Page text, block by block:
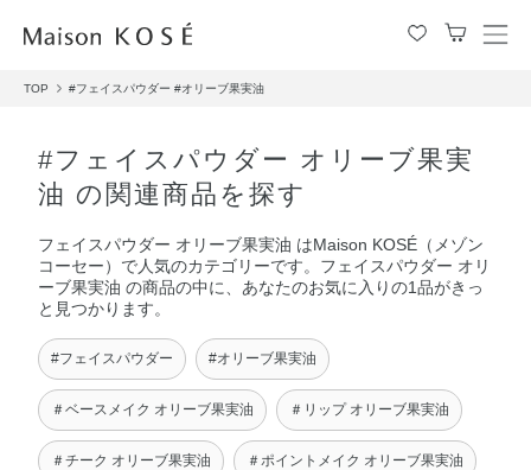
メ
TOP #フェイスパウダー #オリーブ果実油
#フェイスパウダー オリーブ果実
油 の関連商品を探す
フェイスパウダー オリーブ果実油 はMaison KOSÉ（メゾン
コーセー）で人気のカテゴリーです。フェイスパウダー オリ
ーブ果実油 の商品の中に、あなたのお気に入りの1品がきっ
と見つかります。
#フェイスパウダー #オリーブ果実油
＃ベースメイク オリーブ果実油 ＃リップ オリーブ果実油
＃チーク オリーブ果実油 ＃ポイントメイク オリーブ果実油